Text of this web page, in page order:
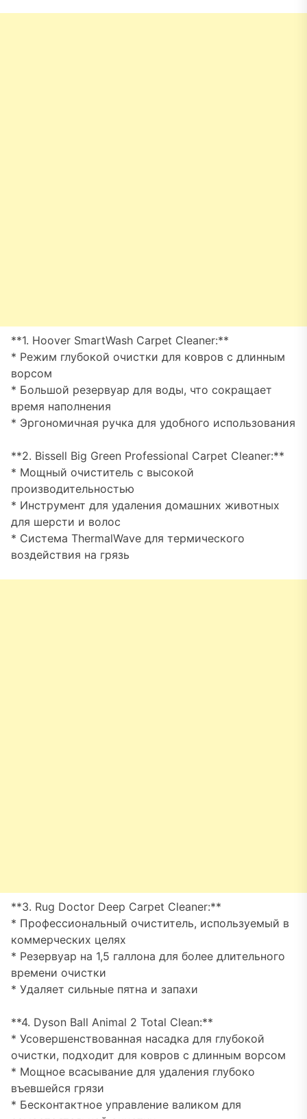
**1. Hoover SmartWash Carpet Cleaner:**
* Режим глубокой очистки для ковров с длинным
ворсом
* Большой резервуар для воды, что сокращает
время наполнения
* Эргономичная ручка для удобного использования
**2. Bissell Big Green Professional Carpet Cleaner:**
* Мощный очиститель с высокой
производительностью
* Инструмент для удаления домашних животных
для шерсти и волос
* Система ThermalWave для термического
воздействия на грязь
**3. Rug Doctor Deep Carpet Cleaner:**
* Профессиональный очиститель, используемый в
коммерческих целях
* Резервуар на 1,5 галлона для более длительного
времени очистки
* Удаляет сильные пятна и запахи
**4. Dyson Ball Animal 2 Total Clean:**
* Усовершенствованная насадка для глубокой
очистки, подходит для ковров с длинным ворсом
* Мощное всасывание для удаления глубоко
въевшейся грязи
* Бесконтактное управление валиком для